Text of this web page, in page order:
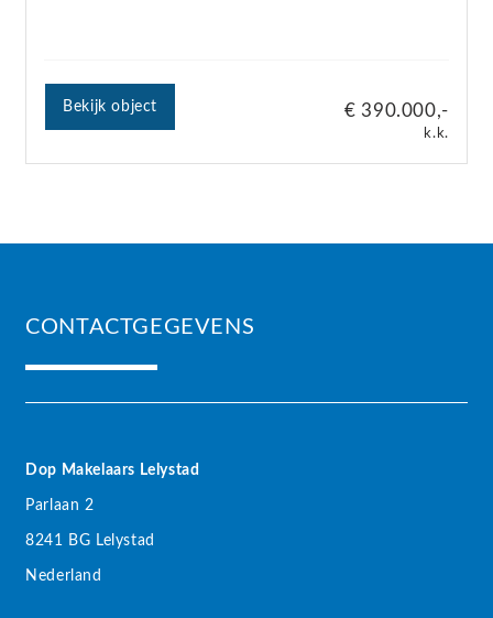
€ 390.000,-
k.k.
Bekijk object
CONTACTGEGEVENS
Dop Makelaars Lelystad
Parlaan 2
8241 BG Lelystad
Nederland